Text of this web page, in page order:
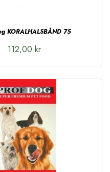
KORALHALSBÅND 75
112,00 kr